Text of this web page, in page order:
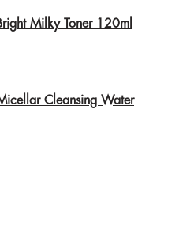
Milky Toner 120ml
Cleansing Water